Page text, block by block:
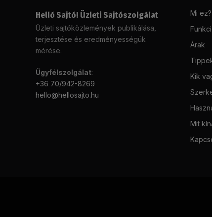
Helló Sajtó! Üzleti Sajtószolgálat
Üzleti sajtóközlemények publikálása,
terjesztése és eredményességük
mérése.
Ügyfélszolgálat:
+36 70/942-8269
hello@hellosajto.hu
Mi ez?
Árak
Kik
Mit